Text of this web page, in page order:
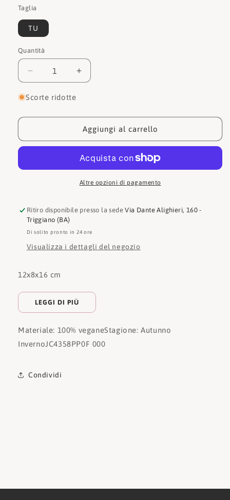
Taglia
TU
Quantità
Quantità
Diminuisci
quantità
per
moschino
catena
Aumenta
quantità
moschino
Tracolla
catena
000
Scorte ridotte
Aggiungi al carrello
Altre opzioni di pagamento
Ritiro disponibile presso la sedeVia Dante Alighieri, 160 -
Triggiano (BA)
Di solito pronto in 24 ore
Visualizza i dettagli del negozio
12x8x16 cm
LEGGI DI PIÙ
Materiale: 100% veganeStagione: Autunno
InvernoJC4358PP0F 000
Condividi